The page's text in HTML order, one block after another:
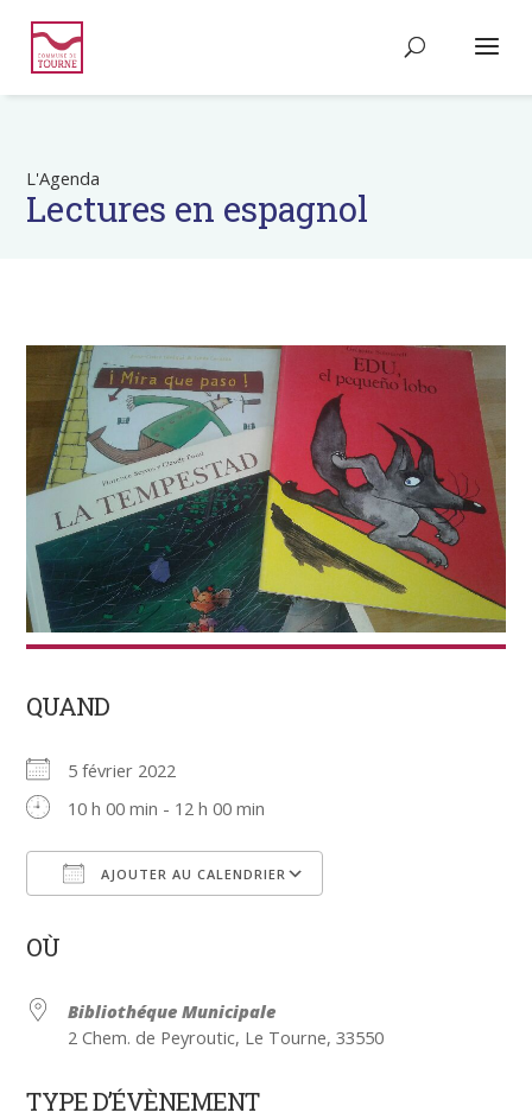
L'Agenda
Lectures en espagnol
QUAND
5 février 2022
10 h 00 min - 12 h 00 min
AJOUTER AU CALENDRIER
OÙ
Bibliothéque Municipale
2 Chem. de Peyroutic, Le Tourne, 33550
TYPE D’ÉVÈNEMENT